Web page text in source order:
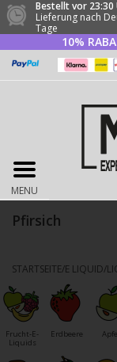
Bestellt vor 23:30
Lieferung nach
Tage
10%
MENU
Pfirsich
STARTSEITE/E LIQUID/
Frucht-E-
Liquids
Erdbeere